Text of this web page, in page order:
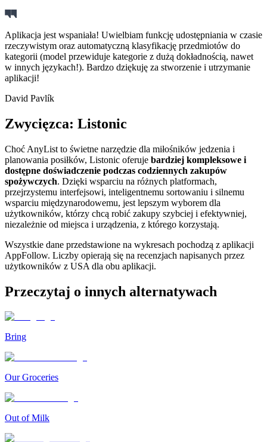
Aplikacja jest wspaniała! Uwielbiam funkcję udostępniania w czasie
rzeczywistym oraz automatyczną klasyfikację przedmiotów do
kategorii (model przewiduje kategorie z dużą dokładnością, nawet
w innych językach!). Bardzo dziękuję za stworzenie i utrzymanie
aplikacji!
David Pavlík
Zwycięzca: Listonic
Choć AnyList to świetne narzędzie dla miłośników jedzenia i
planowania posiłków, Listonic oferuje bardziej kompleksowe i
dostępne doświadczenie podczas codziennych zakupów
spożywczych. Dzięki wsparciu na różnych platformach,
przejrzystemu interfejsowi, inteligentnemu sortowaniu i silnemu
wsparciu międzynarodowemu, jest lepszym wyborem dla
użytkowników, którzy chcą robić zakupy szybciej i efektywniej,
niezależnie od miejsca i urządzenia, z którego korzystają.
Wszystkie dane przedstawione na wykresach pochodzą z aplikacji
AppFollow. Liczby opierają się na recenzjach napisanych przez
użytkowników z USA dla obu aplikacji.
Przeczytaj o innych alternatywach
Bring
Our Groceries
Out of Milk